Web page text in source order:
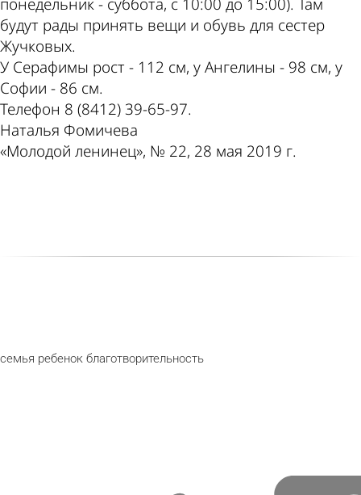
понедельник - суббота, с 10:00 до 15:00). Там
будут рады принять вещи и обувь для сестер
Жучковых.
У Серафимы рост - 112 см, у Ангелины - 98 см, у
Софии - 86 см.
Телефон 8 (8412) 39-65-97.
Наталья Фомичева
«Молодой ленинец», № 22, 28 мая 2019 г.
семья ребенок благотворительность
odnoklassniki